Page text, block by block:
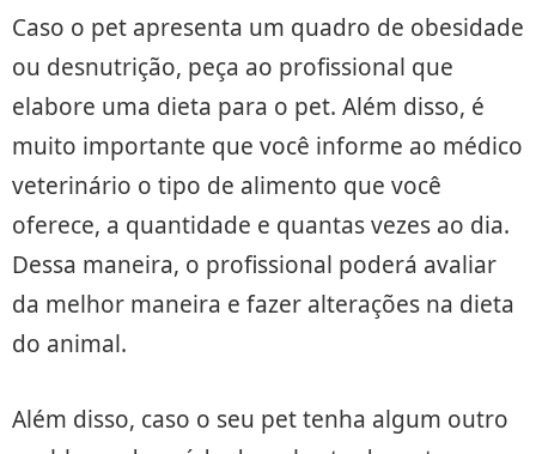
Caso o pet apresenta um quadro de obesidade
ou desnutrição, peça ao profissional que
elabore uma dieta para o pet. Além disso, é
muito importante que você informe ao médico
veterinário o tipo de alimento que você
oferece, a quantidade e quantas vezes ao dia.
Dessa maneira, o profissional poderá avaliar
da melhor maneira e fazer alterações na dieta
do animal.
Além disso, caso o seu pet tenha algum outro